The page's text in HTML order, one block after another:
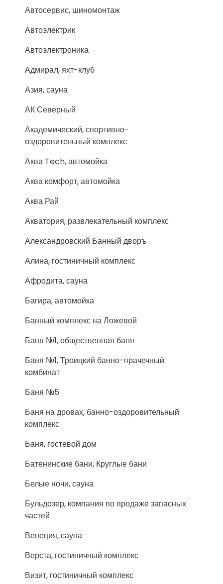
Автосервис, шиномонтаж
Автоэлектрик
Автоэлектроника
Адмирал, яхт-клуб
Азия, сауна
АК Северный
Академический, спортивно-
оздоровительный комплекс
Аква Tech, автомойка
Аква комфорт, автомойка
Аква Рай
Акватория, развлекательный комплекс
Александровский Банный дворъ
Алина, гостиничный комплекс
Афродита, сауна
Багира, автомойка
Банный комплекс на Ложевой
Баня №1, общественная баня
Баня №1, Троицкий банно-прачечный
комбинат
Баня №5
Баня на дровах, банно-оздоровительный
комплекс
Баня, гостевой дом
Батенинские бани, Круглые бани
Белые ночи, сауна
Бульдозер, компания по продаже запасных
частей
Венеция, сауна
Верста, гостиничный комплекс
Визит, гостиничный комплекс